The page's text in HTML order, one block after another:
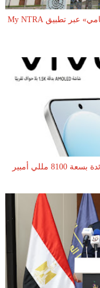
تنظيم الاتصالات "يعلن إعادة إتاحة خدمة «أرقامي» عبر تطبيق My NTRA